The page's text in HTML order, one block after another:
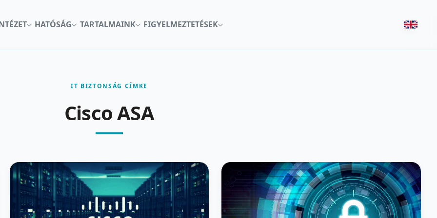
HATÓSÁG TARTALMAINK FIGYELMEZTETÉSEK
IT BIZTONSÁG CÍMKE
Cisco ASA